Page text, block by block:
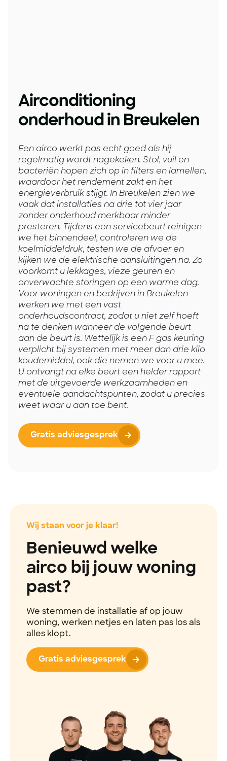
Airconditioning
onderhoud in Breukelen
Een airco werkt pas echt goed als hij
regelmatig wordt nagekeken. Stof, vuil en
bacteriën hopen zich op in filters en lamellen,
waardoor het rendement zakt en het
energieverbruik stijgt. In Breukelen zien we
vaak dat installaties na drie tot vier jaar
zonder onderhoud merkbaar minder
presteren. Tijdens een servicebeurt reinigen
we het binnendeel, controleren we de
koelmiddeldruk, testen we de afvoer en
kijken we de elektrische aansluitingen na. Zo
voorkomt u lekkages, vieze geuren en
onverwachte storingen op een warme dag.
Voor woningen en bedrijven in Breukelen
werken we met een vast
onderhoudscontract, zodat u niet zelf hoeft
na te denken wanneer de volgende beurt
aan de beurt is. Wettelijk is een F gas keuring
verplicht bij systemen met meer dan drie kilo
koudemiddel, ook die nemen we voor u mee.
U ontvangt na elke beurt een helder rapport
met de uitgevoerde werkzaamheden en
eventuele aandachtspunten, zodat u precies
weet waar u aan toe bent.
Gratis adviesgesprek
Wij staan voor je klaar!
Benieuwd welke
airco bij jouw woning
past?
We stemmen de installatie af op jouw
woning, werken netjes en laten pas los als
alles klopt.
Gratis adviesgesprek